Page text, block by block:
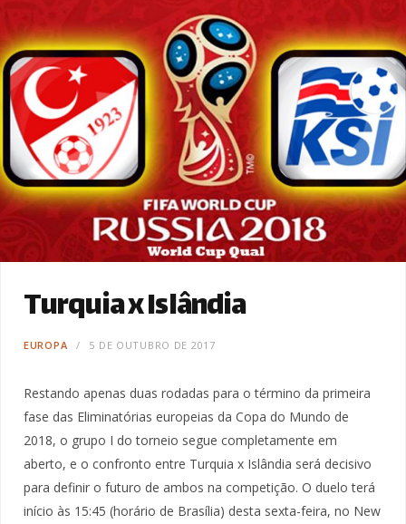
Turquia x Islândia
EUROPA 5 DE OUTUBRO DE 2017
Restando apenas duas rodadas para o término da primeira
fase das Eliminatórias europeias da Copa do Mundo de
2018, o grupo I do torneio segue completamente em
aberto, e o confronto entre Turquia x Islândia será decisivo
para definir o futuro de ambos na competição. O duelo terá
início às 15:45 (horário de Brasília) desta sexta-feira, no New